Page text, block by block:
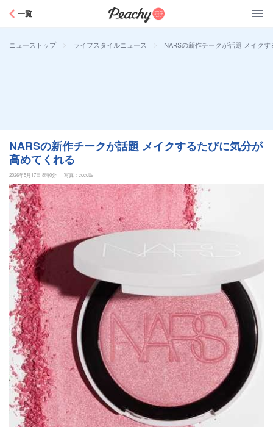
一覧
ニューストップ > ライフスタイルニュース > NARSの新作チークが話題 メイク
NARSの新作チークが話題 メイクするたびに気分が
高めてくれる
2026年5月17日 8時0分 写真：cocotte